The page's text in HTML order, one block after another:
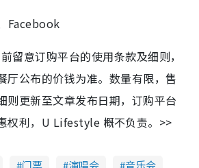
Facebook
留意订购平台的使用条款及细则，
厅公布的价钱为准。数量有限，售
则更新至文章发布日期，订购平台
权利，U Lifestyle 概不负责。>>
门票 演唱会 音乐会